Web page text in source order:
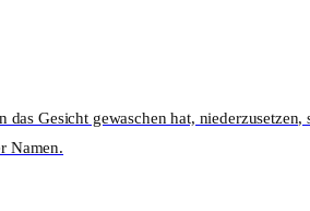
Gesicht gewaschen hat,
Namen.